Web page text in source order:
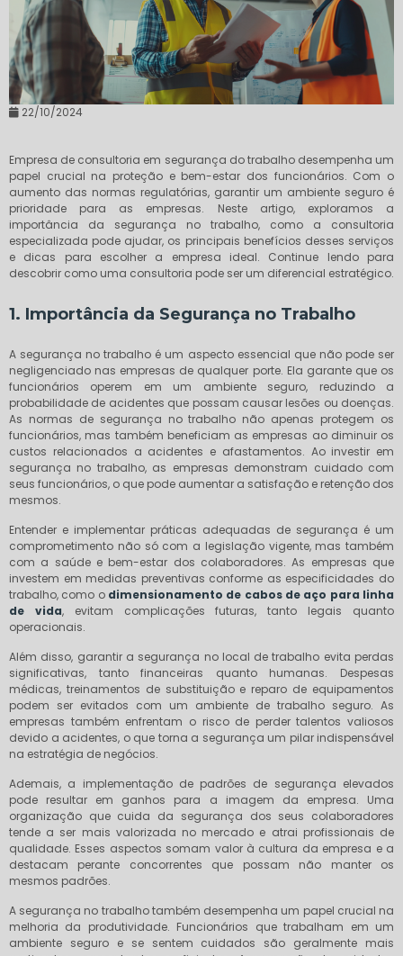
22/10/2024
Empresa de consultoria em segurança do trabalho desempenha um
papel crucial na proteção e bem-estar dos funcionários. Com o
aumento das normas regulatórias, garantir um ambiente seguro é
prioridade para as empresas. Neste artigo, exploramos a
importância da segurança no trabalho, como a consultoria
especializada pode ajudar, os principais benefícios desses serviços
e dicas para escolher a empresa ideal. Continue lendo para
descobrir como uma consultoria pode ser um diferencial estratégico.
1. Importância da Segurança no Trabalho
A segurança no trabalho é um aspecto essencial que não pode ser
negligenciado nas empresas de qualquer porte. Ela garante que os
funcionários operem em um ambiente seguro, reduzindo a
probabilidade de acidentes que possam causar lesões ou doenças.
As normas de segurança no trabalho não apenas protegem os
funcionários, mas também beneficiam as empresas ao diminuir os
custos relacionados a acidentes e afastamentos. Ao investir em
segurança no trabalho, as empresas demonstram cuidado com
seus funcionários, o que pode aumentar a satisfação e retenção dos
mesmos.
Entender e implementar práticas adequadas de segurança é um
comprometimento não só com a legislação vigente, mas também
com a saúde e bem-estar dos colaboradores. As empresas que
investem em medidas preventivas conforme as especificidades do
trabalho, como o dimensionamento de cabos de aço para linha
de vida, evitam complicações futuras, tanto legais quanto
operacionais.
Além disso, garantir a segurança no local de trabalho evita perdas
significativas, tanto financeiras quanto humanas. Despesas
médicas, treinamentos de substituição e reparo de equipamentos
podem ser evitados com um ambiente de trabalho seguro. As
empresas também enfrentam o risco de perder talentos valiosos
devido a acidentes, o que torna a segurança um pilar indispensável
na estratégia de negócios.
Ademais, a implementação de padrões de segurança elevados
pode resultar em ganhos para a imagem da empresa. Uma
organização que cuida da segurança dos seus colaboradores
tende a ser mais valorizada no mercado e atrai profissionais de
qualidade. Esses aspectos somam valor à cultura da empresa e a
destacam perante concorrentes que possam não manter os
mesmos padrões.
A segurança no trabalho também desempenha um papel crucial na
melhoria da produtividade. Funcionários que trabalham em um
ambiente seguro e se sentem cuidados são geralmente mais